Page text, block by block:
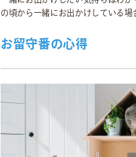
の頃から一緒にお出かけしている
お留守番の心得